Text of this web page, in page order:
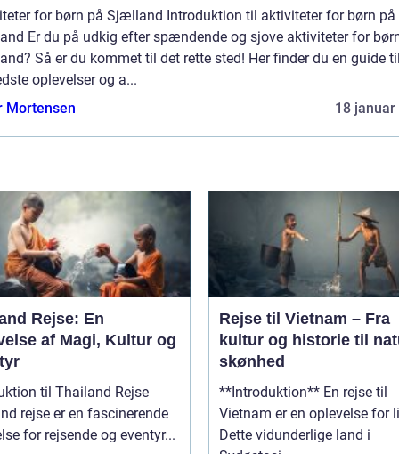
for børn på Sjælland Introduktion til aktiviteter for børn på
Er du på udkig efter spændende og sjove aktiviteter for
Så er du kommet til det rette sted! Her finder du en guide
oplevelser og a...
Mortensen
18 januar
Rejse: En
af Magi, Kultur og
til Thailand Rejse
rejse er en fascinerende
for rejsende og eventyr...
Rejse til Vietnam – Fra
kultur og historie til
skønhed
**Introduktion** En rejse til
Vietnam er en oplevelse for
Dette vidunderlige land i